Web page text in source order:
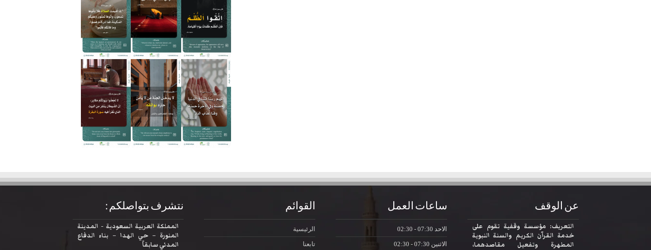
عن الوقف
التعريف: مؤسسة وقفية تقوم على
خدمة القرآن الكريم والسنة النبوية
المطهرة وتفعيل مقاصدهما،
ساعات العمل
الاحد
الاثنين
القوائم
الرئيسية
تابعنا
نتشرف بتواصلكم :
المملكة العربية السعودية - المدينة
المنورة – حي الهدا – بناء الدفاع
المدني سابقاً